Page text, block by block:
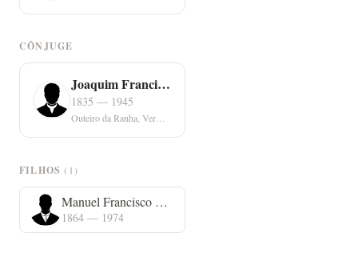
CÔNJUGE
Joaquim Francisco Morgado
1835 — 1945
FILHOS(1)
Manuel Francisco Morgado
1864 — 1974